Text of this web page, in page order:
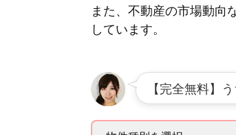
また、不動産の市場動向
しています。
【完全無料】